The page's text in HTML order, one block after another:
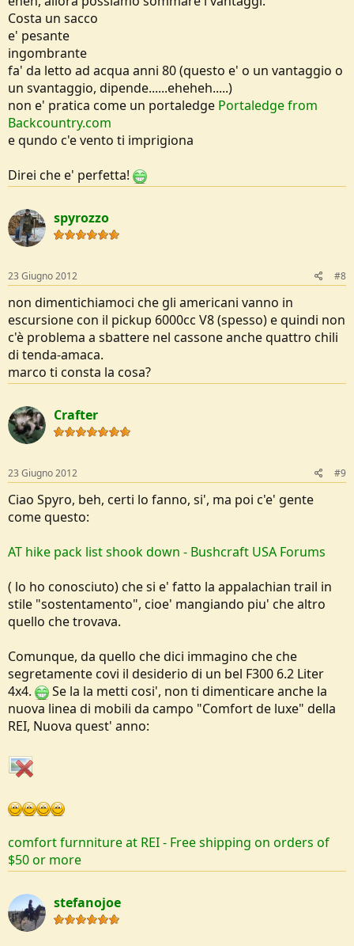
Costa un sacco
e' pesante
ingombrante
fa' da letto ad acqua anni 80 (questo e' o un vantaggio o
un svantaggio, dipende......eheheh.....)
non e' pratica come un portaledge Portaledge from
Backcountry.com
e qundo c'e vento ti imprigiona
Direi che e' perfetta!
spyrozzo
23 Giugno 2012 #8
non dimentichiamoci che gli americani vanno in
escursione con il pickup 6000cc V8 (spesso) e quindi non
c'è problema a sbattere nel cassone anche quattro chili
di tenda-amaca.
marco ti consta la cosa?
Crafter
23 Giugno 2012 #9
Ciao Spyro, beh, certi lo fanno, si', ma poi c'e' gente
come questo:
AT hike pack list shook down - Bushcraft USA Forums
( lo ho conosciuto) che si e' fatto la appalachian trail in
stile "sostentamento", cioe' mangiando piu' che altro
quello che trovava.
Comunque, da quello che dici immagino che che
segretamente covi il desiderio di un bel F300 6.2 Liter
4x4.
Se la la metti cosi', non ti dimenticare anche la
nuova linea di mobili da campo "Comfort de luxe" della
REI, Nuova quest' anno:
comfort furnniture at REI - Free shipping on orders of
$50 or more
stefanojoe